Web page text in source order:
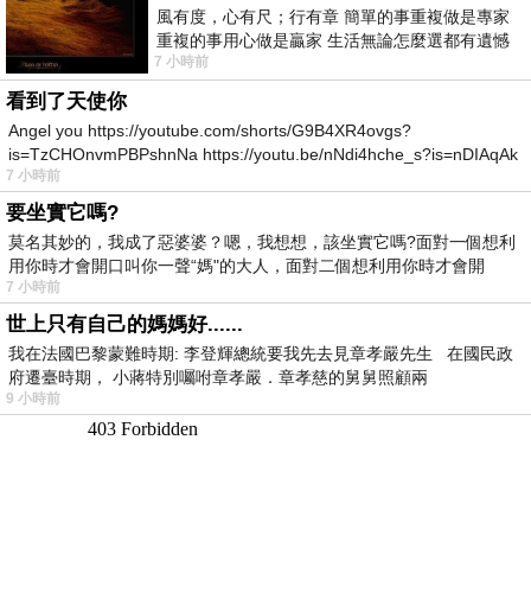
風有度，心有尺；行有章 簡單的事重複做是專家
重複的事用心做是贏家 生活無論怎麼選都有遺憾
所以開心就好 生活不會辜負認真
7 小時前
看到了天使你
Angel you https://youtube.com/shorts/G9B4XR4ovgs?
is=TzCHOnvmPBPshnNa https://youtu.be/nNdi4hche_s?is=nDIAqAk
7 小時前
要坐實它嗎?
莫名其妙的，我成了惡婆婆？嗯，我想想，該坐實它嗎?面對一個想利
用你時才會開口叫你一聲“媽"的大人，面對二個想利用你時才會開
7 小時前
世上只有自己的媽媽好......
我在法國巴黎蒙難時期: 李登輝總統要我先去見章孝嚴先生 在國民政
府遷臺時期， 小蔣特別囑咐章孝嚴．章孝慈的舅舅照顧兩
9 小時前